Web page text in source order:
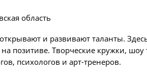
область
и развивают таланты.
позитиве. Творческие кружки, шоу
психологов и арт-тренеров.